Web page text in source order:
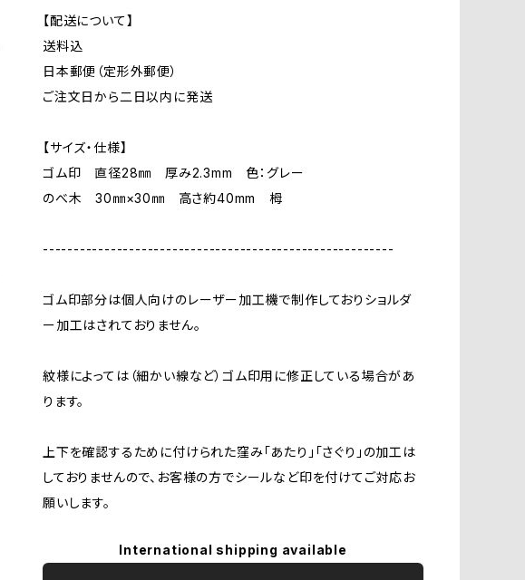
【配送について】
送料込
日本郵便（定形外郵便）
ご注文日から二日以内に発送
【サイズ・仕様】
ゴム印 直径28㎜ 厚み2.3mm 色：グレー
のべ木 30㎜×30㎜ 高さ約40mm 栂
---------------------------------------------------------
ゴム印部分は個人向けのレーザー加工機で制作しておりショルダ
ー加工はされておりません。
紋様によっては（細かい線など）ゴム印用に修正している場合があ
ります。
上下を確認するために付けられた窪み「あたり」「さぐり」の加工は
しておりませんので、お客様の方でシールなど印を付けてご対応お
願いします。
International shipping available